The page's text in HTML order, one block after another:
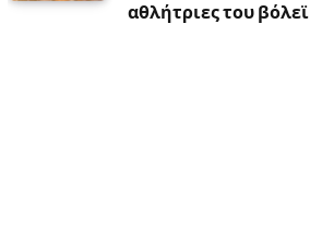
αθλήτριες του βόλεϊ